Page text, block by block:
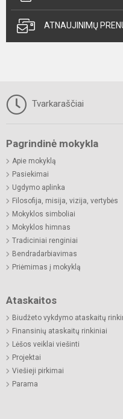
ATNAUJINIMŲ
Tvarkaraščiai
Pagrindinė mokykla
Apie mokyklą
Pasiekimai
Ugdymo aplinka
Filosofija, misija, vizija, vertybės
Mokyklos simboliai
Mokyklos himnas
Tradiciniai renginiai
Bendradarbiavimas
Priėmimas į mokyklą
Ataskaitos
Biudžeto vykdymo ataskaitų
Finansinių ataskaitų rinkiniai
Lėšos veiklai viešinti
Projektai
Viešieji pirkimai
Parama